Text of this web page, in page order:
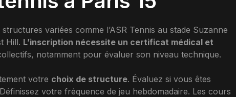
variées comme l’ASR Tennis au stade Suzanne
Hill. L’inscription nécessite un certificat médical et
notamment pour évaluer son niveau technique.
votre choix de structure. Évaluez si vous êtes
votre fréquence de jeu hebdomadaire. Les cours